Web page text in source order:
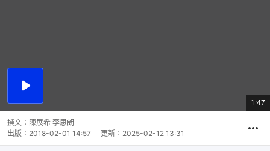
播
總
共
1:47
撰文： 陳展希 李思朗
出版： 2018-02-01 14:57 更新： 2025-02-12 13:31